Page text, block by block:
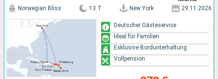
Norwegian Bliss 13 T New York 29.11.2026
Deutscher Gästeservice
Ideal für Familien
Exklusive Bordunterhaltung
Vollpension